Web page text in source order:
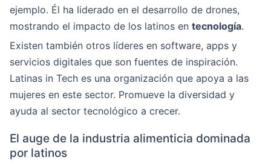
ejemplo. Él ha liderado en el desarrollo de drones,
mostrando el impacto de los latinos en tecnología.
Existen también otros líderes en software, apps y
servicios digitales que son fuentes de inspiración.
Latinas in Tech es una organización que apoya a las
mujeres en este sector. Promueve la diversidad y
ayuda al sector tecnológico a crecer.
El auge de la industria alimenticia dominada
por latinos